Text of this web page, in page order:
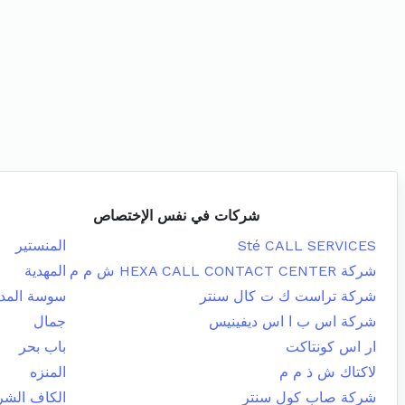
شركات في نفس الإختصاص
Sté CALL SERVICES
المنستير
شركة HEXA CALL CONTACT CENTER ش م م
المهدية
شركة تراست ك ت كال سنتر
سوسة
شركة اس ب ا اس ديفينيس
جمال
ار اس كونتاكت
باب بحر
لاكتاك ش ذ م م
المنزه
شركة صاب كول سنتر
الكاف